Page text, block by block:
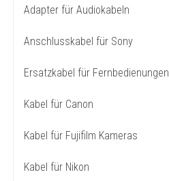
Adapter für Audiokabeln
Anschlusskabel für Sony
Ersatzkabel für Fernbedienungen
Kabel für Canon
Kabel für Fujifilm Kameras
Kabel für Nikon